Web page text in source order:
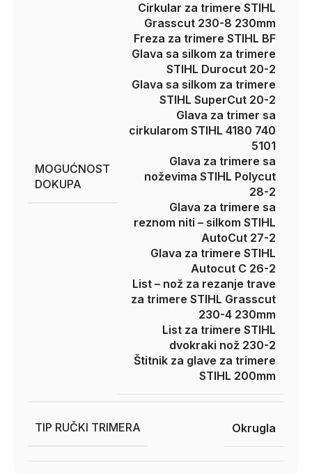
MOGUĆNOST
DOKUPA
Cirkular za trimere STIHL
Grasscut 230-8 230mm
Freza za trimere STIHL BF
Glava sa silkom za trimere
STIHL Durocut 20-2
Glava sa silkom za trimere
STIHL SuperCut 20-2
Glava za trimer sa
cirkularom STIHL 4180 740
5101
Glava za trimere sa
noževima STIHL Polycut
28-2
Glava za trimere sa
reznom niti – silkom STIHL
AutoCut 27-2
Glava za trimere STIHL
Autocut C 26-2
List – nož za rezanje trave
za trimere STIHL Grasscut
230-4 230mm
List za trimere STIHL
dvokraki nož 230-2
Štitnik za glave za trimere
STIHL 200mm
TIP RUČKI TRIMERA Okrugla